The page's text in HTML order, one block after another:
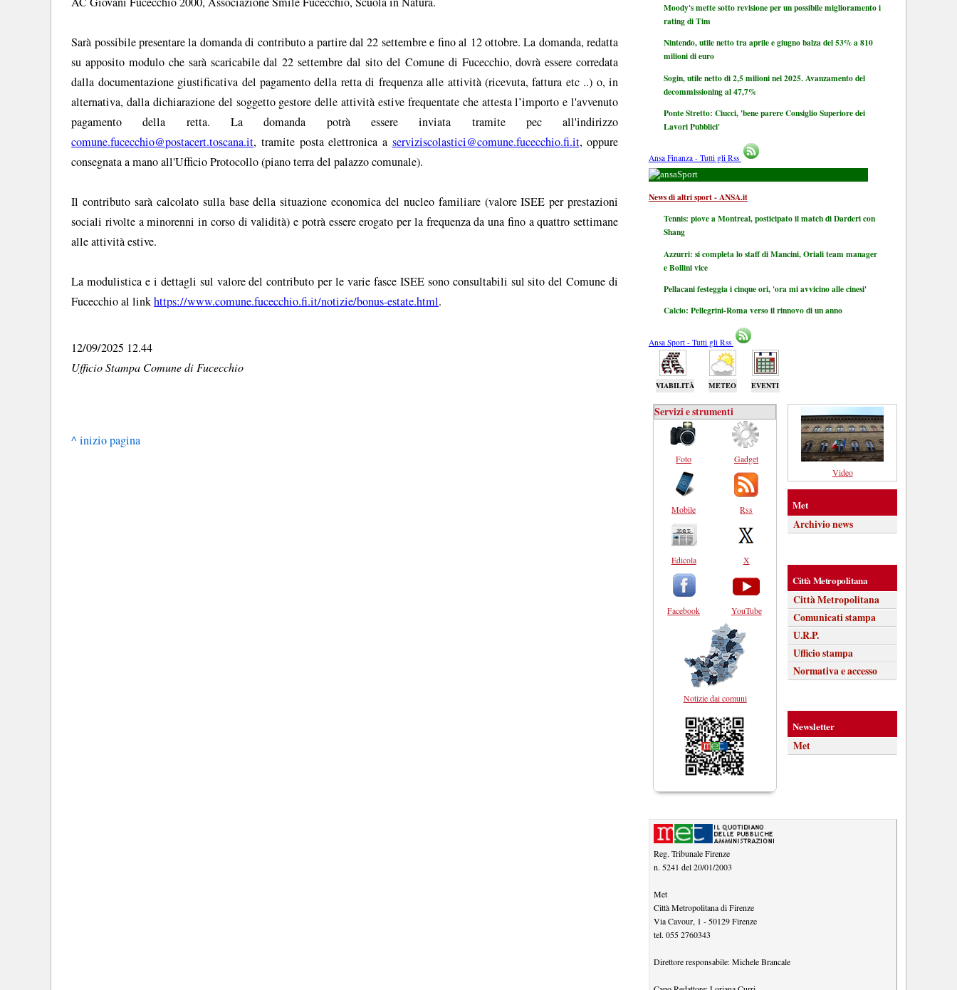
Sarà possibile presentare la domanda di contributo a partire dal 22 settembre e fino al 12 ottobre. La domanda, redatta
su apposito modulo che sarà scaricabile dal 22 settembre dal sito del Comune di Fucecchio, dovrà essere corredata
dalla documentazione giustificativa del pagamento della retta di frequenza alle attività (ricevuta, fattura etc ..) o, in
alternativa, dalla dichiarazione del soggetto gestore delle attività estive frequentate che attesta l’importo e l'avvenuto
pagamento della retta. La domanda potrà essere inviata tramite pec all'indirizzo
comune.fucecchio@postacert.toscana.it, tramite posta elettronica a serviziscolastici@comune.fucecchio.fi.it, oppure
consegnata a mano all'Ufficio Protocollo (piano terra del palazzo comunale).
Il contributo sarà calcolato sulla base della situazione economica del nucleo familiare (valore ISEE per prestazioni
sociali rivolte a minorenni in corso di validità) e potrà essere erogato per la frequenza da una fino a quattro settimane
alle attività estive.
La modulistica e i dettagli sul valore del contributo per le varie fasce ISEE sono consultabili sul sito del Comune di
Fucecchio al linkhttps://www.comune.fucecchio.fi.it/notizie/bonus-estate.html.
12/09/2025 12.44
Ufficio Stampa Comune di Fucecchio
^ inizio pagina
Moody's mette sotto revisione per un possibile miglioramento i
rating di Tim
Nintendo, utile netto tra aprile e giugno balza del 53% a 810
milioni di euro
Sogin, utile netto di 2,5 milioni nel 2025. Avanzamento del
decommissioning al 47,7%
Ponte Stretto: Ciucci, 'bene parere Consiglio Superiore dei
Lavori Pubblici'
Ansa Finanza - Tutti gli Rss
Sport
News di altri sport - ANSA.it
Tennis: piove a Montreal, posticipato il match di Darderi con
Shang
Azzurri: si completa lo staff di Mancini, Oriali team manager
e Bollini vice
Pellacani festeggia i cinque ori, 'ora mi avvicino alle cinesi'
Calcio: Pellegrini-Roma verso il rinnovo di un anno
Ansa Sport - Tutti gli Rss
VIABILITÀ METEO EVENTI
Servizi e strumenti
Foto
Mobile
Edicola
Facebook
Gadget
Rss
X
YouTube
Notizie dai comuni
Video
Met
Archivio news
Città Metropolitana
Città Metropolitana
Comunicati stampa
U.R.P.
Ufficio stampa
Normativa e accesso
Newsletter
Met
Reg. Tribunale Firenze
n. 5241 del 20/01/2003
Met
Città Metropolitana di Firenze
Via Cavour, 1 - 50129 Firenze
tel. 055 2760343
Direttore responsabile:Michele Brancale